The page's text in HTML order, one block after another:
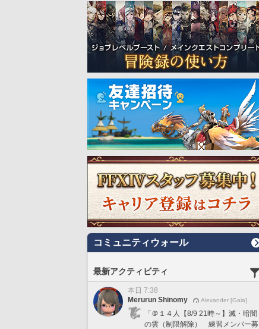
コミュニティウォール
最新アクティビティ
本日 7:38
Merurun Shinomy
Alexander [Gaia]
「＠１４人【8/9 21時～】滅・暗闇
の雲（制限解除） 練習メンバー募